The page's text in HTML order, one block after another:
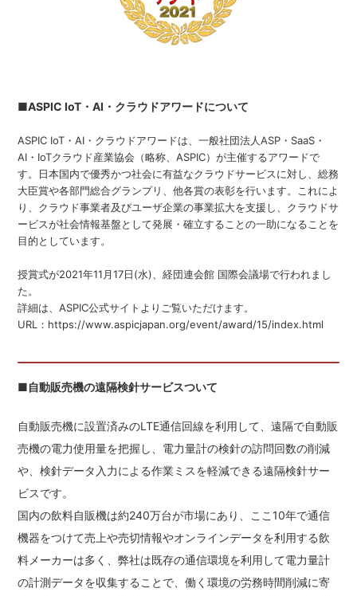
■ASPIC IoT・AI・クラウドアワードについて
ASPIC IoT・AI・クラウドアワードは、一般社団法人ASP・SaaS・
AI・IoTクラウド産業協会（略称、ASPIC）が主催するアワードで
す。日本国内で優秀かつ社会に有益なクラウドサービスに対し、総務
大臣賞や各部門総合グランプリ、他各賞の表彰を行います。これによ
り、クラウド事業者及びユーザ企業の事業拡大を支援し、クラウドサ
ービスが社会情報基盤として発展・確立することの一助になることを
目的としています。
授賞式が2021年11月17日(水)、経団連会館 国際会議場で行われまし
た。
詳細は、ASPIC公式サイトよりご覧いただけます。
URL： https://www.aspicjapan.org/event/award/15/index.html
■自動販売機の遠隔検針サービスついて
自動販売機に設置済みのLTE通信回線を利用して、遠隔で自動販
売機の電力使用量を把握し、電力量計の検針の訪問回数の削減
や、検針データ入力による作業ミスを軽減できる遠隔検針サー
ビスです。
国内の飲料自販機は約240万台が市場にあり、ここ10年で通信
機器をつけて売上や売切情報やオンラインデータを利用する飲
料メーカーは多く、弊社は既存の通信環境を利用して電力量計
の計測データを収集することで、働く環境の労務時間削減に寄